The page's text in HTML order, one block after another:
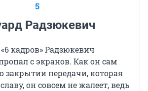
5
Радзюкевич
кадров» Радзюкевич
с экранов. Как он сам
закрытии передачи, которая
он совсем не жалеет, ведь